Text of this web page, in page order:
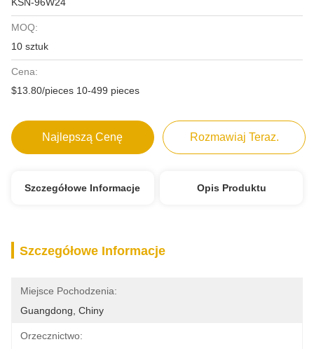
MOQ:
10 sztuk
Cena:
$13.80/pieces 10-499 pieces
Najlepszą Cenę Rozmawiaj Teraz.
Szczegółowe Informacje Opis Produktu
Szczegółowe Informacje
Miejsce Pochodzenia:
Guangdong, Chiny
Orzecznictwo: